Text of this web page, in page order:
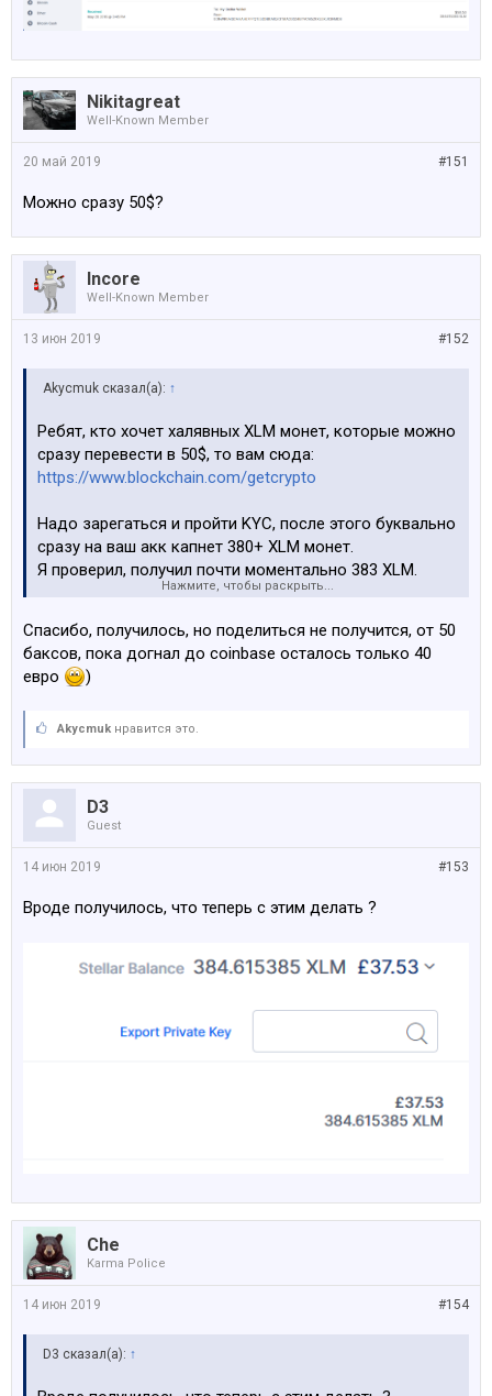
Nikitagreat
Well-Known Member
#151
20 май 2019
Можно сразу 50$?
Incore
Well-Known Member
#152
13 июн 2019
Akycmuk сказал(а): ↑
Ребят, кто хочет халявных XLM монет, которые можно
сразу перевести в 50$, то вам сюда:
https://www.blockchain.com/getcrypto
Надо зарегаться и пройти KYC, после этого буквально
сразу на ваш акк капнет 380+ XLM монет.
Я проверил, получил почти моментально 383 XLM.
поднять немного крипты, если хотите, можете со мной
поделиться:
ETH: 0x42e7783ac9C905E2f574d62046B5661bD70e007A
GAHK7EEG2WWHVKDNT4CEQFZGKF2LGDSW2IVM4S5DP
Отпишитесь те, кто поднимет халявных 50$
Нажмите, чтобы раскрыть...
Спасибо, получилось, но поделиться не получится, от 50
баксов, пока догнал до coinbase осталось только 40
евро
)
Akycmuk нравится это.
D3
Guest
#153
14 июн 2019
Вроде получилось, что теперь с этим делать ?
Che
Karma Police
#154
14 июн 2019
D3 сказал(а): ↑